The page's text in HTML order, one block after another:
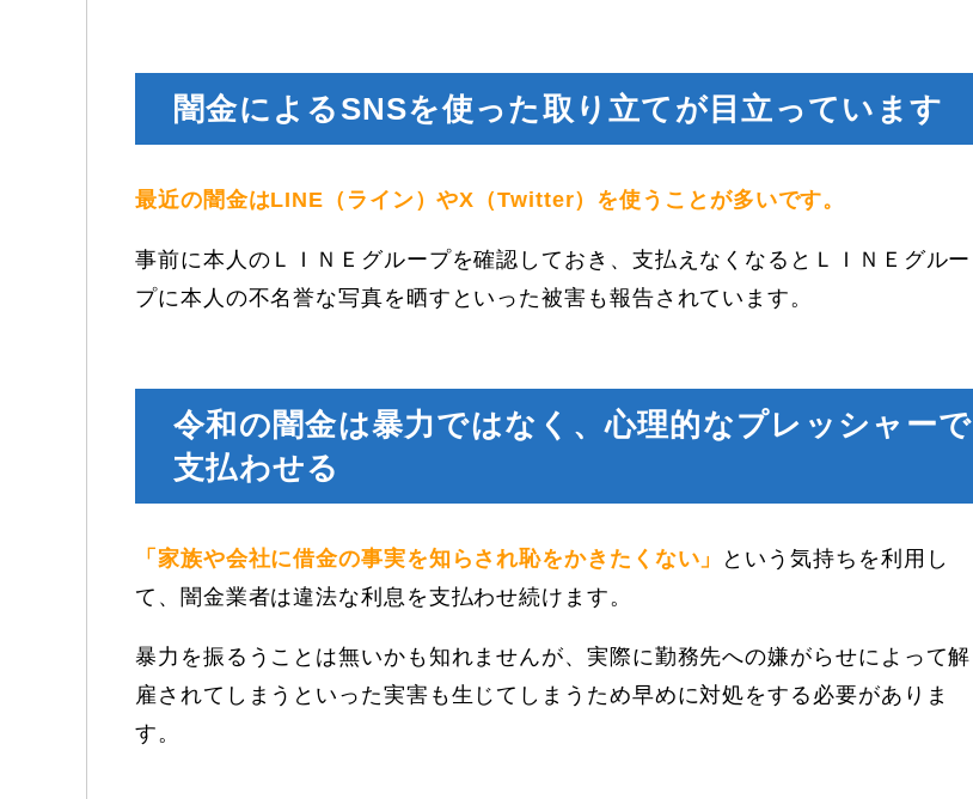
闇金によるSNSを使った取り立てが目立っています
最近の闇金はLINE（ライン）やX（Twitter）を使うことが多いです。
事前に本人のＬＩＮＥグループを確認しておき、支払えなくなるとＬＩＮＥグルー
プに本人の不名誉な写真を晒すといった被害も報告されています。
令和の闇金は暴力ではなく、心理的なプレッシャーで
支払わせる
「家族や会社に借金の事実を知らされ恥をかきたくない」
という気持ちを利用し
て、闇金業者は違法な利息を支払わせ続けます。
暴力を振るうことは無いかも知れませんが、実際に勤務先への嫌がらせによって解
雇されてしまうといった実害も生じてしまうため早めに対処をする必要がありま
す。